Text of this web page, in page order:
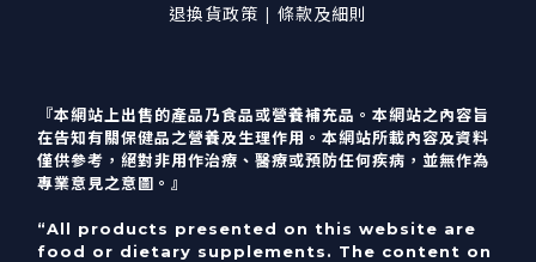
退換貨政策 | 條款及細則
『本網站上出售的產品乃食品或營養補充品。本網站之內容旨
在告知有關保健品之營養及生理作用。本網站所載內容及資料
僅供參考，絕對非用作治療、醫療或預防任何疾病，並無作為
專業意見之意圖。』
“All products presented on this website are
food or dietary supplements. The content on